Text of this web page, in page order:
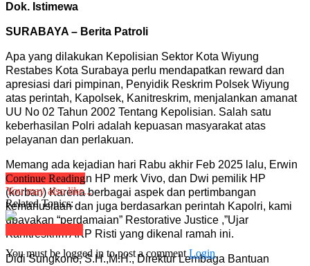
Dok. Istimewa
SURABAYA – Berita Patroli
Apa yang dilakukan Kepolisian Sektor Kota Wiyung
Restabes Kota Surabaya perlu mendapatkan reward dan
apresiasi dari pimpinan, Penyidik Reskrim Polsek Wiyung
atas perintah, Kapolsek, Kanitreskrim, menjalankan amanat
UU No 02 Tahun 2002 Tentang Kepolisian. Salah satu
keberhasilan Polri adalah kepuasan masyarakat atas
pelayanan dan perlakuan.
Memang ada kejadian hari Rabu akhir Feb 2025 lalu, Erwin
Pelaku pencurian HP merk Vivo, dan Dwi pemilik HP
(korban) Karena berbagai aspek dan pertimbangan
kemanusiaan dan juga berdasarkan perintah Kapolri, kami
upayakan “perdamaian” Restorative Justice ,”Ujar
Kanitreskrim AKP Risti yang dikenal ramah ini.
Didi Sungkono, S.H.,M.H., Direktur Lembaga Bantuan
Continue Reading
You may also like...
Related Topics:
You must be logged in to post a comment Login